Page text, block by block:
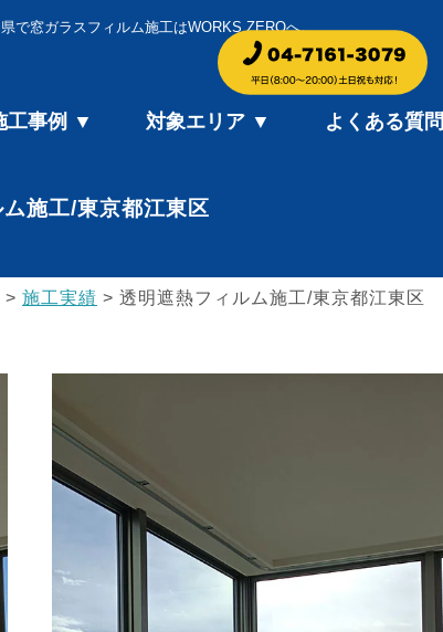
で窓ガラスフィルム施工はWORKS ZEROへ。
工事例 ▼ 対象エリア ▼ よくある質問
施工/東京都江東区
> 施工実績 > 透明遮熱フィルム施工/東京都江東区